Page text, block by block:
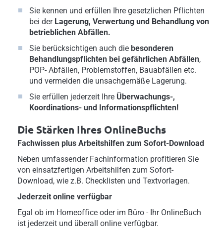
Sie kennen und erfüllen Ihre gesetzlichen Pflichten
bei der Lagerung, Verwertung und Behandlung von
betrieblichen Abfällen.
Sie berücksichtigen auch die besonderen
Behandlungspflichten bei gefährlichen Abfällen,
POP- Abfällen, Problemstoffen, Bauabfällen etc.
und vermeiden die unsachgemäße Lagerung.
Sie erfüllen jederzeit Ihre Überwachungs-,
Koordinations- und Informationspflichten!
Die Stärken Ihres OnlineBuchs
Fachwissen plus Arbeitshilfen zum Sofort-Download
Neben umfassender Fachinformation profitieren Sie
von einsatzfertigen Arbeitshilfen zum Sofort-
Download, wie z.B. Checklisten und Textvorlagen.
Jederzeit online verfügbar
Egal ob im Homeoffice oder im Büro - Ihr OnlineBuch
ist jederzeit und überall online verfügbar.